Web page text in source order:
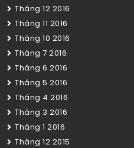
Tháng 12 2016
Tháng 11 2016
Tháng 10 2016
Tháng 7 2016
Tháng 6 2016
Tháng 5 2016
Tháng 4 2016
Tháng 3 2016
Tháng 1 2016
Tháng 12 2015